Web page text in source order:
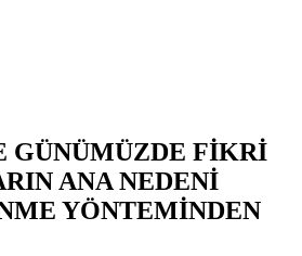
GÜNÜMÜZDE FİKRİ
ANA NEDENİ
YÖNTEMİNDEN